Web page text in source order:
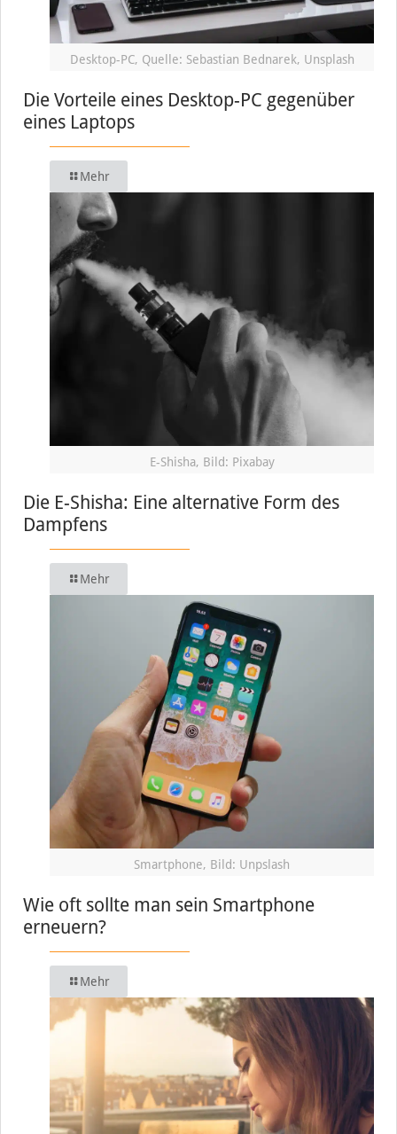
Desktop-PC, Quelle: Sebastian Bednarek, Unsplash
Die Vorteile eines Desktop-PC gegenüber
eines Laptops
Mehr
E-Shisha, Bild: Pixabay
Die E-Shisha: Eine alternative Form des
Dampfens
Mehr
Smartphone, Bild: Unpslash
Wie oft sollte man sein Smartphone
erneuern?
Mehr